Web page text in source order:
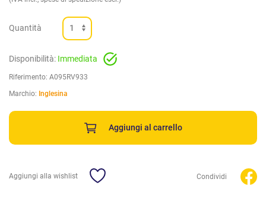
Quantità
Disponibilità: Immediata
Riferimento: A095RV933
Marchio: Inglesina
Aggiungi al carrello
Aggiungi alla wishlist Condividi